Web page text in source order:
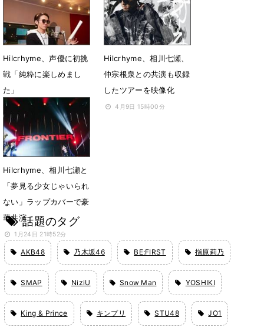
8月19日 17時00分 7月8日 18時59分
Hilcrhyme、声優に初挑
戦「純粋に楽しめまし
た」
5月12日 12時01分
Hilcrhyme、相川七瀬、
仲宗根泉との共演も収録
したツアーを映像化
4月9日 15時00分
Hilcrhyme、相川七瀬と
「夢見る少女じゃいられ
ない」ラップカバーで豪
華共演
1月24日 21時52分
話題のタグ
AKB48 乃木坂46 BE:FIRST 指原莉乃
SMAP NiziU Snow Man YOSHIKI
King & Prince キンプリ STU48 JO1